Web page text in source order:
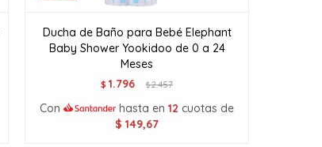
Ducha de Baño para Bebé Elephant
Baby Shower Yookidoo de 0 a 24
Meses
$ 1.796 $2.457
Con hasta en12 cuotas de
$ 149,67